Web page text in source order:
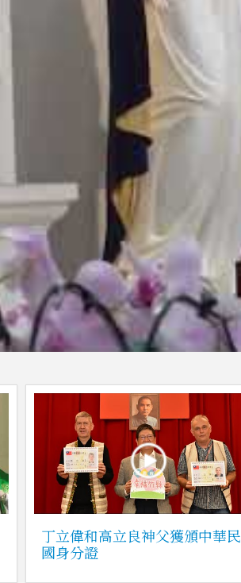
丁立偉和高立良神父獲頒中華民
國身分證